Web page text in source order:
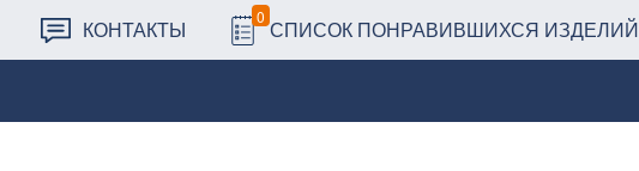
КОНТАКТЫ 0 СПИСОК ПОНРАВИВШИХСЯ ИЗДЕЛИЙ